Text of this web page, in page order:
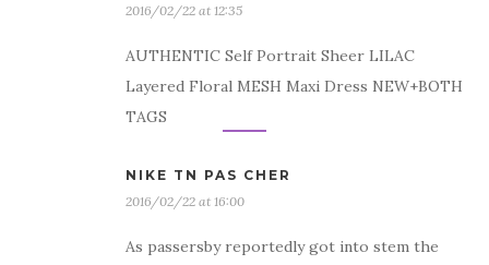
2016/02/22 at 12:35
AUTHENTIC Self Portrait Sheer LILAC
Layered Floral MESH Maxi Dress NEW+BOTH
TAGS
NIKE TN PAS CHER
2016/02/22 at 16:00
As passersby reportedly got into stem the